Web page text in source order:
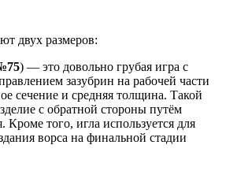
двух размеров:
) — это довольно грубая игра с
зазубрин на рабочей части
сечение и средняя толщина. Такой
с обратной стороны путём
Кроме того, игла используется для
ворса на финальной стадии